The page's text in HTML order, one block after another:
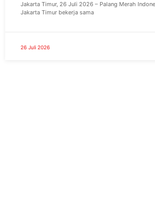
Jakarta Timur, 26 Juli 2026 – Palang Merah
Jakarta Timur bekerja sama
26 Juli 2026